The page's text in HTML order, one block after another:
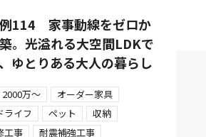
114 家事動線をゼロか
。光溢れる大空間LDKで
ゆとりある大人の暮らし
2000万～
オーダー家具
ライフ
ペット
収納
工事
耐震補強工事